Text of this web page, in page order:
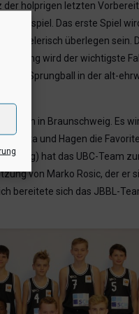
der holprigen letzten
Das erste Spiel
spielerisch überlegen sein.
wird der wichtigste
es Sprungball in der alt-
Team in Braunschweig. Es
und Hagen die
hat das UBC-Team
von Marko Rosic, der er
bereitete sich das JBBL-